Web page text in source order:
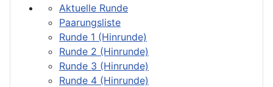
Aktuelle Runde
Paarungsliste
Runde 1 (Hinrunde)
Runde 2 (Hinrunde)
Runde 3 (Hinrunde)
Runde 4 (Hinrunde)